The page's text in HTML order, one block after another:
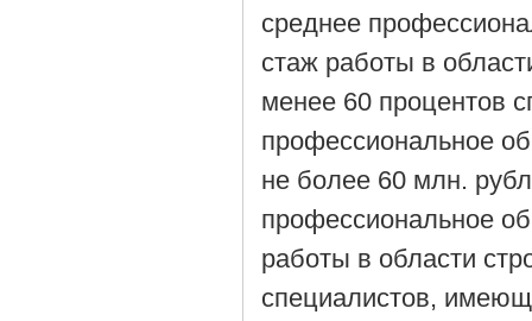
среднее
стаж работы в
менее 60 процентов
профессиональное
не более 60 млн.
профессиональное
работы в области
специалистов,